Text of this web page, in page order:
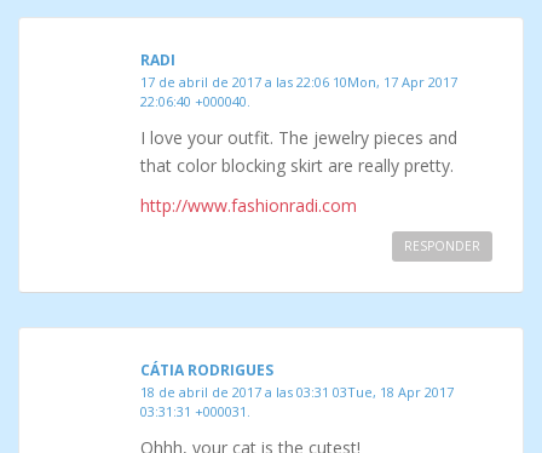
RADI
17 de abril de 2017 a las 22:06 10Mon, 17 Apr 2017
22:06:40 +000040.
I love your outfit. The jewelry pieces and
that color blocking skirt are really pretty.
http://www.fashionradi.com
RESPONDER
CÁTIA RODRIGUES
18 de abril de 2017 a las 03:31 03Tue, 18 Apr 2017
03:31:31 +000031.
Ohhh, your cat is the cutest!